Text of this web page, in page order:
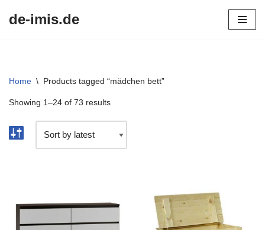
de-imis.de
Home \ Products tagged “mädchen bett”
Showing 1–24 of 73 results